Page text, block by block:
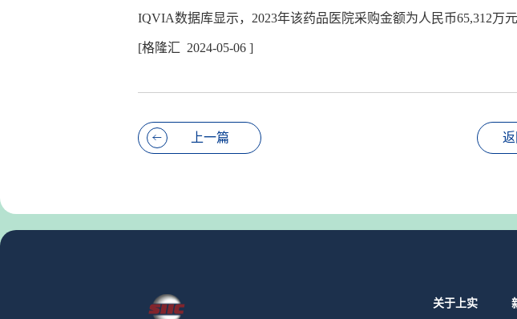
IQVIA数据库显示，2023年该药品医院采购金额为人民币65,312万元
[格隆汇 2024-05-06 ]
上一篇
关于上实